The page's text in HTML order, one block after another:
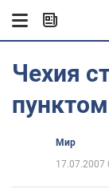
Чехия
Мир
17.07.2007